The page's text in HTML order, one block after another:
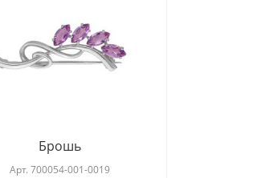
Брошь
Арт. 700054-001-0019